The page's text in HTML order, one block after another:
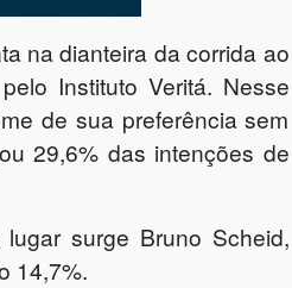
na dianteira da corrida ao
Instituto Veritá. Nesse
de sua preferência sem
29,6% das intenções de
surge Bruno Scheid,
14,7%.